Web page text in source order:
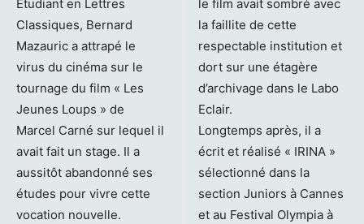
Etudiant en Lettres
Classiques, Bernard
Mazauric a attrapé le
virus du cinéma sur le
tournage du film « Les
Jeunes Loups » de
Marcel Carné sur lequel il
avait fait un stage. Il a
aussitôt abandonné ses
études pour vivre cette
vocation nouvelle.
le film avait sombré avec
la faillite de cette
respectable institution et
dort sur une étagère
d’archivage dans le Labo
Eclair.
Longtemps après, il a
écrit et réalisé « IRINA »
sélectionné dans la
section Juniors à Cannes
et au Festival Olympia à